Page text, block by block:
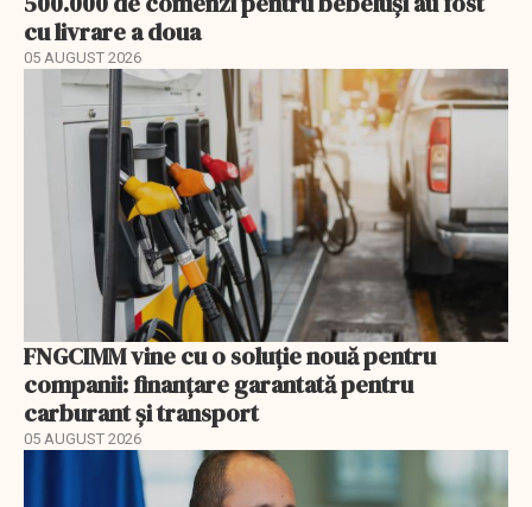
cu livrare a doua
05 AUGUST 2026
FNGCIMM vine cu o soluție nouă pentru
companii: finanțare garantată pentru
carburant și transport
05 AUGUST 2026